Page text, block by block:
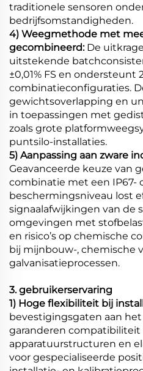
traditionele sensoren
bedrijfsomstandigheden.
4) Weegmethode met
gecombineerd: De
uitstekende
±0,01% FS en ondersteunt
combinatieconfiguraties.
gewichtsoverlapping en
in toepassingen met
zoals grote
puntsilo-installaties.
5) Aanpassing aan zware
Geavanceerde keuze van
combinatie met een IP67-
beschermingsniveau lost
signaalafwijkingen van de
omgevingen met
en risico’s op chemische
bij mijnbouw-, chemische
galvanisatieprocessen.
3. gebruikerservaring
1) Hoge flexibiliteit bij
bevestigingsgaten aan
garanderen compatibiliteit
apparatuurstructuren en
voor gespecialiseerde